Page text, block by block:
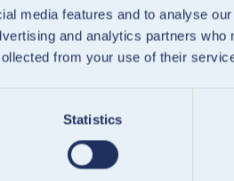
media features and to analyse
and analytics partners who
from your use of their
Statistics